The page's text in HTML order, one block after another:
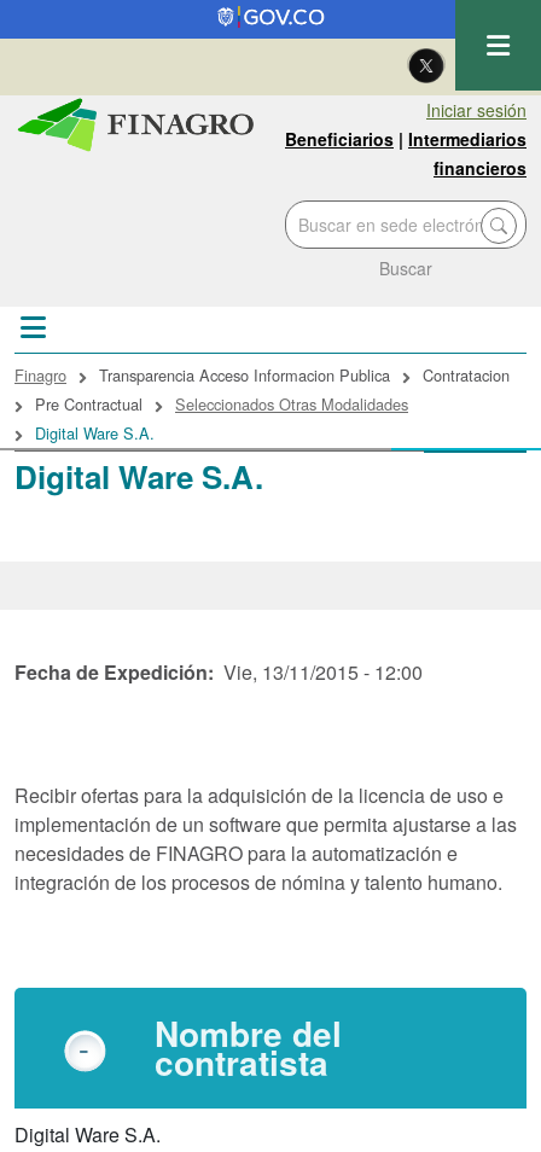
Pasar al contenido principal
| Eng
Iniciar sesión
Beneficiarios | Intermediarios
financieros
Buscar
Digital Ware S.A.
enlaces de ayuda a la
Finagro Transparencia Acceso Informacion Publica
Contratacion
Pre Contractual
Seleccionados Otras Modalidades
Digital Ware S.A.
Fecha de Expedición Vie, 13/11/2015 - 12:00
Recibir ofertas para la adquisición de la licencia de uso e
implementación de un software que permita ajustarse a las
necesidades de FINAGRO para la automatización e
integración de los procesos de nómina y talento humano.
Nombre del
contratista
Digital Ware S.A.